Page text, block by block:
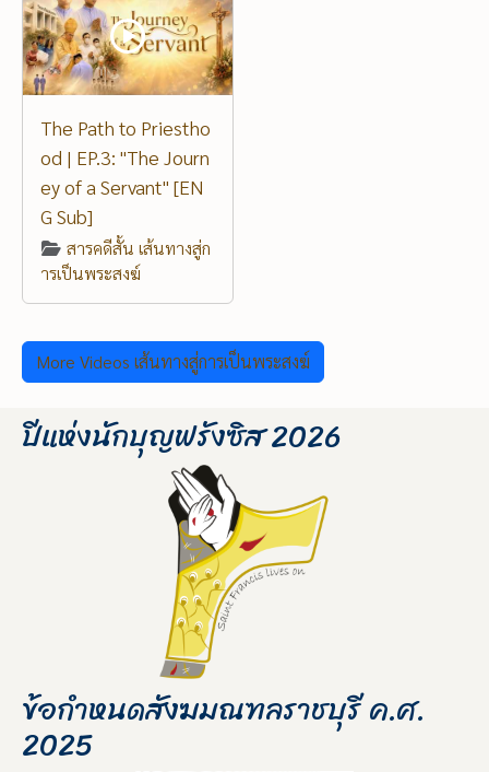
The Path to Priestho
od | EP.3: "The Journ
ey of a Servant" [EN
G Sub]
สารคดีสั้น เส้นทางสู่ก
ารเป็นพระสงฆ์
More Videos เส้นทางสู่การเป็นพระสงฆ์
ปีแห่งนักบุญฟรังซิส 2026
ข้อกำหนดสังฆมณฑลราชบุรี ค.ศ.
2025